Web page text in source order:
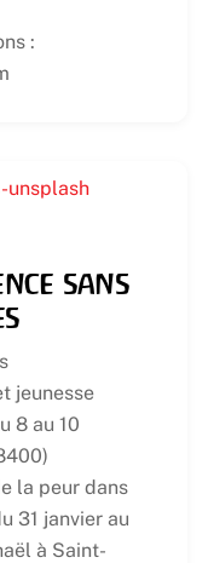
:
sans
jeunesse
8 au 10
la peur dans
31 janvier au
à Saint-